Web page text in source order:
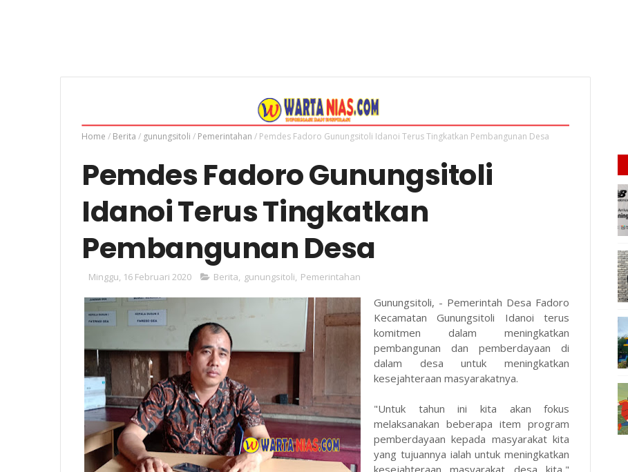
Home / Berita / gunungsitoli / Pemerintahan / Pemdes Fadoro Gunungsitoli Idanoi Terus Tingkatkan Pembangunan Desa
Pemdes Fadoro Gunungsitoli
Idanoi Terus Tingkatkan
Pembangunan Desa
Minggu, 16 Februari 2020 Berita gunungsitoli Pemerintahan
Gunungsitoli, - Pemerintah Desa Fadoro
Kecamatan Gunungsitoli Idanoi terus
komitmen dalam meningkatkan
pembangunan dan pemberdayaan di
dalam desa untuk meningkatkan
kesejahteraan masyarakatnya.
"Untuk tahun ini kita akan fokus
melaksanakan beberapa item program
pemberdayaan kepada masyarakat kita
yang tujuannya ialah untuk meningkatkan
kesejahteraan masyarakat desa kita,"